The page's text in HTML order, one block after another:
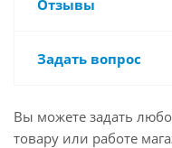
Отзывы
Задать вопрос
Вы можете задать
товару или работе